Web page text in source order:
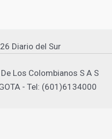
Diario del Sur
Los Colombianos S A S
- Tel: (601)6134000